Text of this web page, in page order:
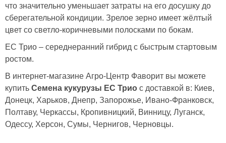
что значительно уменьшает затраты на его досушку до
сберегательной кондиции. Зрелое зерно имеет жёлтый
цвет со светло-коричневыми полосками по бокам.
ЕС Трио – середнеранний гибрид с быстрым стартовым
ростом.
В интернет-магазине Агро-Центр Фаворит вы можете
купить Семена кукурузы ЕС Трио с доставкой в: Киев,
Донецк, Харьков, Днепр, Запорожье, Ивано-Франковск,
Полтаву, Черкассы, Кропивницкий, Винницу, Луганск,
Одессу, Херсон, Сумы, Чернигов, Черновцы.